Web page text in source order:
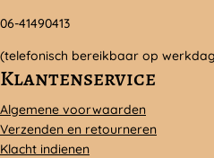
06-41490413
(telefonisch bereikbaar op
Klantenservice
Algemene voorwaarden
Verzenden en retourneren
Klacht indienen